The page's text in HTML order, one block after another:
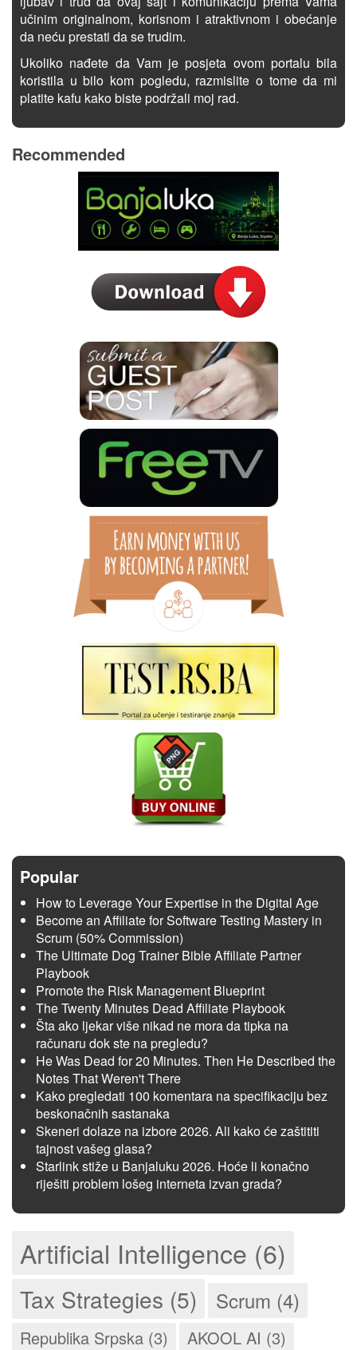
učinim originalnom, korisnom i atraktivnom i obećanje
da neću prestati da se trudim.
Ukoliko nađete da Vam je posjeta ovom portalu bila
koristila u bilo kom pogledu, razmislite o tome da mi
platite kafu kako biste podržali moj rad.
Recommended
Popular
How to Leverage Your Expertise in the Digital Age
Become an Affiliate for Software Testing Mastery in
Scrum (50% Commission)
The Ultimate Dog Trainer Bible Affiliate Partner
Playbook
Promote the Risk Management Blueprint
The Twenty Minutes Dead Affiliate Playbook
Šta ako ljekar više nikad ne mora da tipka na
računaru dok ste na pregledu?
He Was Dead for 20 Minutes. Then He Described the
Notes That Weren't There
Kako pregledati 100 komentara na specifikaciju bez
beskonačnih sastanaka
Skeneri dolaze na izbore 2026. Ali kako će zaštititi
tajnost vašeg glasa?
Starlink stiže u Banjaluku 2026. Hoće li konačno
riješiti problem lošeg interneta izvan grada?
Artificial Intelligence (6)
Tax Strategies (5) Scrum (4)
Republika Srpska (3) AKOOL AI (3)